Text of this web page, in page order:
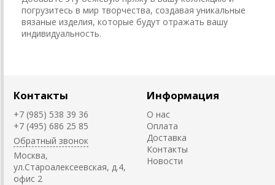
погрузитесь в мир творчества, создавая уникальные
вязаные изделия, которые будут отражать вашу
индивидуальность.
Контакты
+7 (985) 538 39 36
+7 (495) 686 25 85
Обратный звонок
Москва,
ул.Староалексеевская, д.4,
офис 2
Информация
О нас
Оплата
Доставка
Контакты
Новости